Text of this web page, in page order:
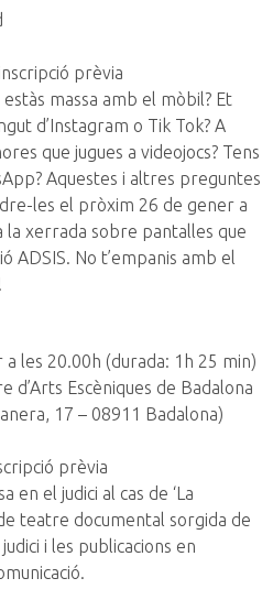
prèvia
estàs massa amb el mòbil? Et
d’Instagram o Tik Tok? A
que jugues a videojocs? Tens
Aquestes i altres preguntes
les el pròxim 26 de gener a
la xerrada sobre pantalles que
ADSIS. No t’empanis amb el
les 20.00h (durada: 1h 25 min)
d’Arts Escèniques de Badalona
17 – 08911 Badalona)
prèvia
en el judici al cas de ‘La
teatre documental sorgida de
i les publicacions en